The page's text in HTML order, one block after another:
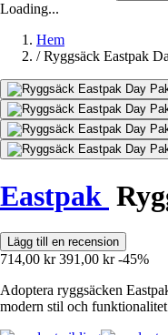
Loading...
Hem
/ Ryggsäck Eastpak
Eastpak
Lägg till en recension
714,00 kr 391,00 kr -45%
Adoptera ryggsäcken
modern stil och